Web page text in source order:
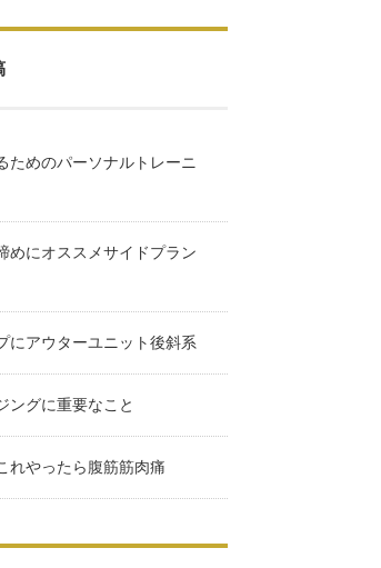
ためのパーソナルトレーニ
めにオススメサイドプラン
にアウターユニット後斜系
ングに重要なこと
れやったら腹筋筋肉痛